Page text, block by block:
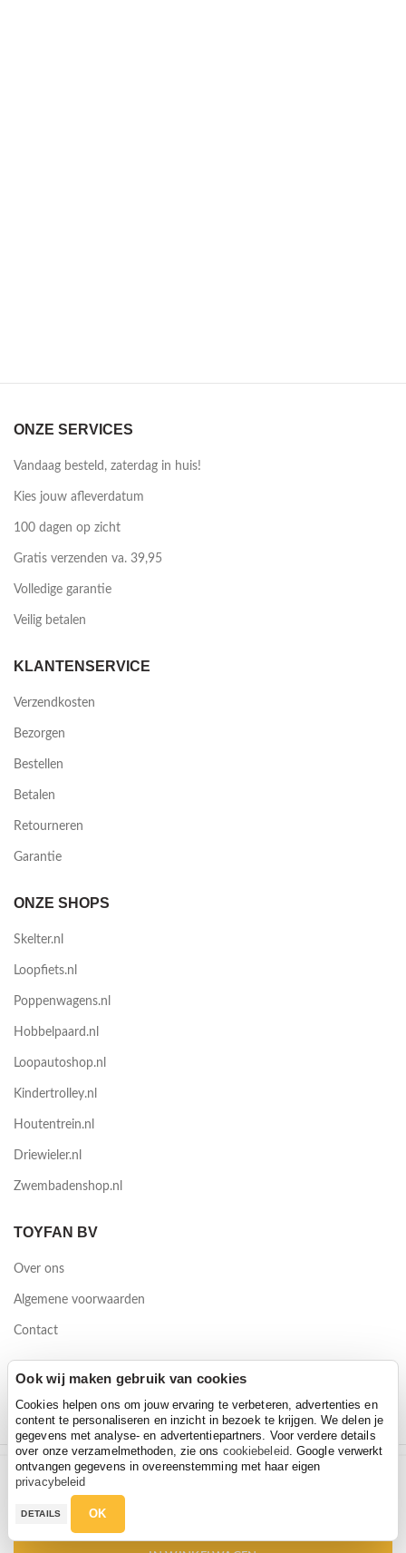
EXIT Silhouette 366 met veiligheidsnet
€499,00 €
EXIT Silhouette 366 met veiligheidsnet
€499,00 349,00
ONZE SERVICES
Vandaag besteld, zaterdag in huis!
Kies jouw afleverdatum
100 dagen op zicht
Gratis verzenden va. 39,95
Volledige garantie
Veilig betalen
KLANTENSERVICE
Verzendkosten
Bezorgen
Bestellen
Betalen
Retourneren
Garantie
ONZE SHOPS
Skelter.nl
Loopfiets.nl
Poppenwagens.nl
Hobbelpaard.nl
Loopautoshop.nl
Kindertrolley.nl
Houtentrein.nl
Driewieler.nl
Zwembadenshop.nl
TOYFAN BV
Over ons
Algemene voorwaarden
Contact
Ook wij maken gebruik van cookies
Cookies helpen ons om jouw ervaring te verbeteren, advertenties en
content te personaliseren en inzicht in bezoek te krijgen. We delen je
gegevens met analyse- en advertentiepartners. Voor verdere details
over onze verzamelmethoden, zie ons cookiebeleid. Google verwerkt
ontvangen gegevens in overeenstemming met haar eigen
privacybeleid
DETAILS OK